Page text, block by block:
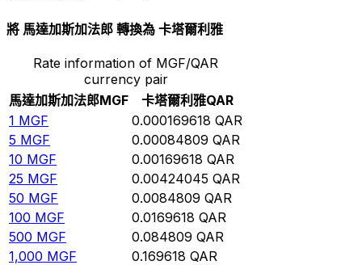
將 馬達加斯加法郎 轉換為 卡塔爾利雅
Rate information of MGF/QAR
currency pair
馬達加斯加法郎MGF 卡塔爾利雅QAR
1 MGF 0.000169618 QAR
5 MGF 0.00084809 QAR
10 MGF 0.00169618 QAR
25 MGF 0.00424045 QAR
50 MGF 0.0084809 QAR
100 MGF 0.0169618 QAR
500 MGF 0.084809 QAR
1,000 MGF 0.169618 QAR